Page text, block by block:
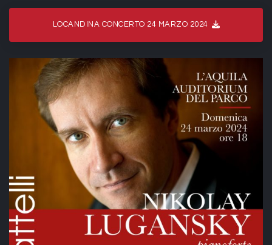
LOCANDINA CONCERTO 24 MARZO 2024